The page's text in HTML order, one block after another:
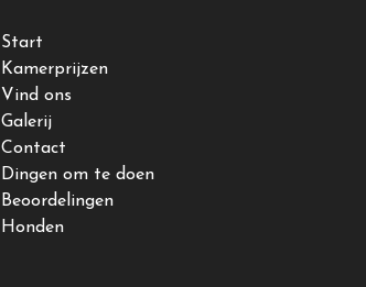
Start
Kamerprijzen
Vind ons
Galerij
Contact
Dingen om te doen
Beoordelingen
Honden